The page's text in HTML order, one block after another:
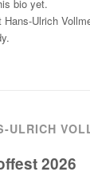
bio yet.
Hans-Ulrich
ULRICH
2026